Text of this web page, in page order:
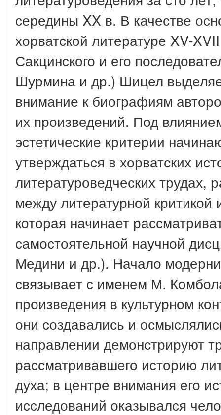
середины XX в. В качестве
хорватской литературе XV-
Сакцинского и его
Шурмина и др.) Шицел
внимание к биографиям
их произведений. Под
эстетические критерии
утверждаться в хорватских
литературоведческих трудах,
между литературной
которая начинает
самостоятельной научной
Медини и др.). Начало
связывает с именем М.
произведения в культурном
они создавались и
направлении демонстрируют
рассматривавшего историю
духа; в центре внимания его
исследований оказывался